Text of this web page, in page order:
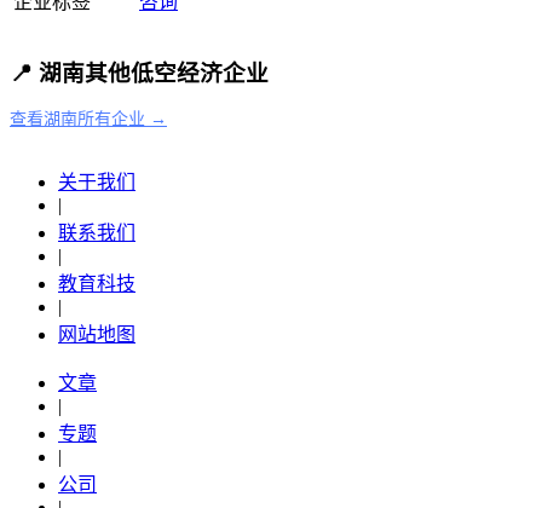
📍 湖南其他低空经济企业
查看湖南所有企业 →
关于我们
|
联系我们
|
教育科技
|
网站地图
文章
|
专题
|
公司